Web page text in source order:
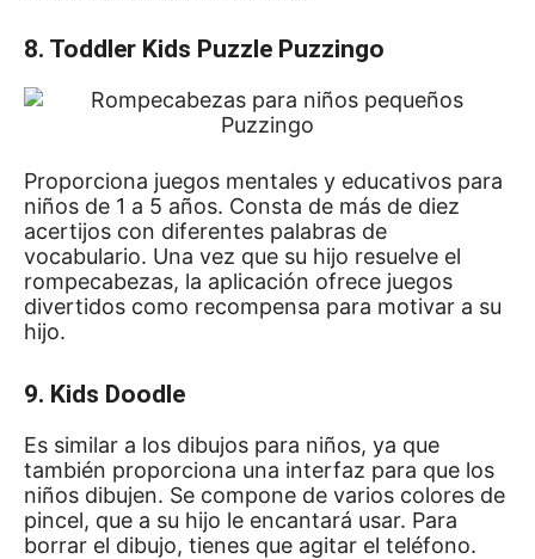
8. Toddler Kids Puzzle Puzzingo
Proporciona juegos mentales y educativos para
niños de 1 a 5 años. Consta de más de diez
acertijos con diferentes palabras de
vocabulario. Una vez que su hijo resuelve el
rompecabezas, la aplicación ofrece juegos
divertidos como recompensa para motivar a su
hijo.
9. Kids Doodle
Es similar a los dibujos para niños, ya que
también proporciona una interfaz para que los
niños dibujen. Se compone de varios colores de
pincel, que a su hijo le encantará usar. Para
borrar el dibujo, tienes que agitar el teléfono.